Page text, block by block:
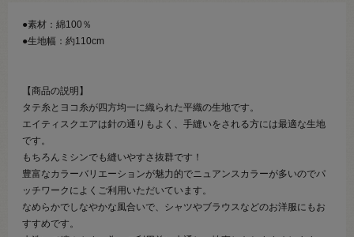
●素材：綿100％
●生地幅：約110cm
【商品の説明】
タテ糸とヨコ糸が四方均一に織られた平織の生地です。
エイティスクエアは針の通りもよく、手縫いをされる方には最適な生地
です。
もちろんミシンでも縫いやすさ抜群です！
豊富なカラーバリエーションが魅力的でニュアンスカラーが多いのでパ
ッチワークによくご利用いただいています。
なめらかでしなやかな風合いで、シャツやブラウスなどのお洋服にもお
すすめです。